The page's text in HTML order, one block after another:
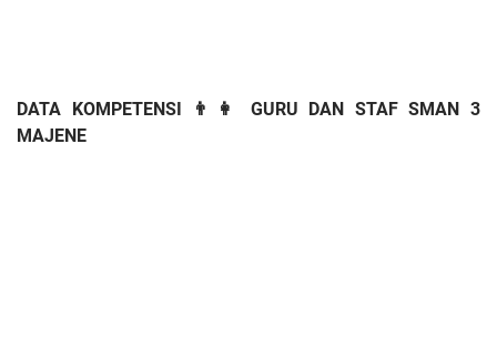
DATA KOMPETENSI 👨👩 GURU DAN STAF SMAN 3
MAJENE